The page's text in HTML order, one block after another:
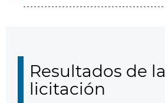
Resultados de la
licitación